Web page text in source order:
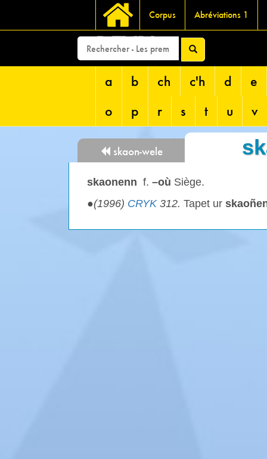
Corpus Abréviations 1
DEVRI
a b ch c'h d
e
o
p r s t u v
skaon-wele
skaonenn f. –où Siège.
●(1996) CRYK312. Tapet ur